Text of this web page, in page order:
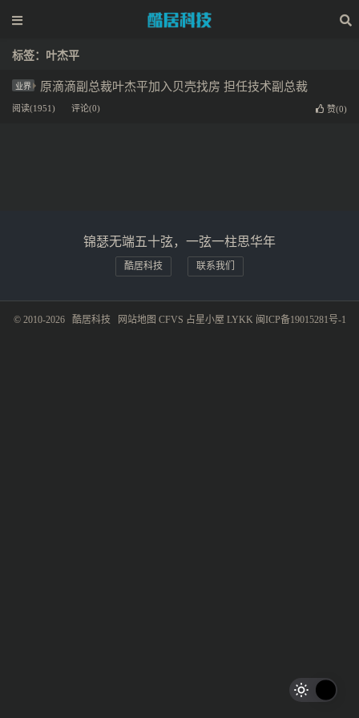
标签：叶杰平
业界 原滴滴副总裁叶杰平加入贝壳找房 担任技术副总裁
阅读(1951) 评论(0) 赞(0)
锦瑟无端五十弦，一弦一柱思华年
酷居科技 联系我们
© 2010-2026 酷居科技 网站地图 CFVS 占星小屋 LYKK 闽ICP备19015281号-1